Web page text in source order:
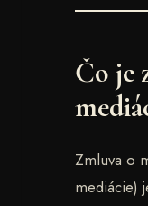
Čo je
Zmluva o
mediácie)